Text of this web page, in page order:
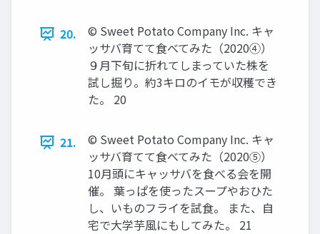
20.
© Sweet Potato Company Inc. キャ
ッサバ育てて食べてみた（2020④）
９月下旬に折れてしまっていた株を
試し掘り。約3キロのイモが収穫でき
た。 20
21.
© Sweet Potato Company Inc. キャ
ッサバ育てて食べてみた（2020⑤）
10月頭にキャッサバを食べる会を開
催。 葉っぱを使ったスープやおひた
し、いものフライを試食。 また、自
宅で大学芋風にもしてみた。 21